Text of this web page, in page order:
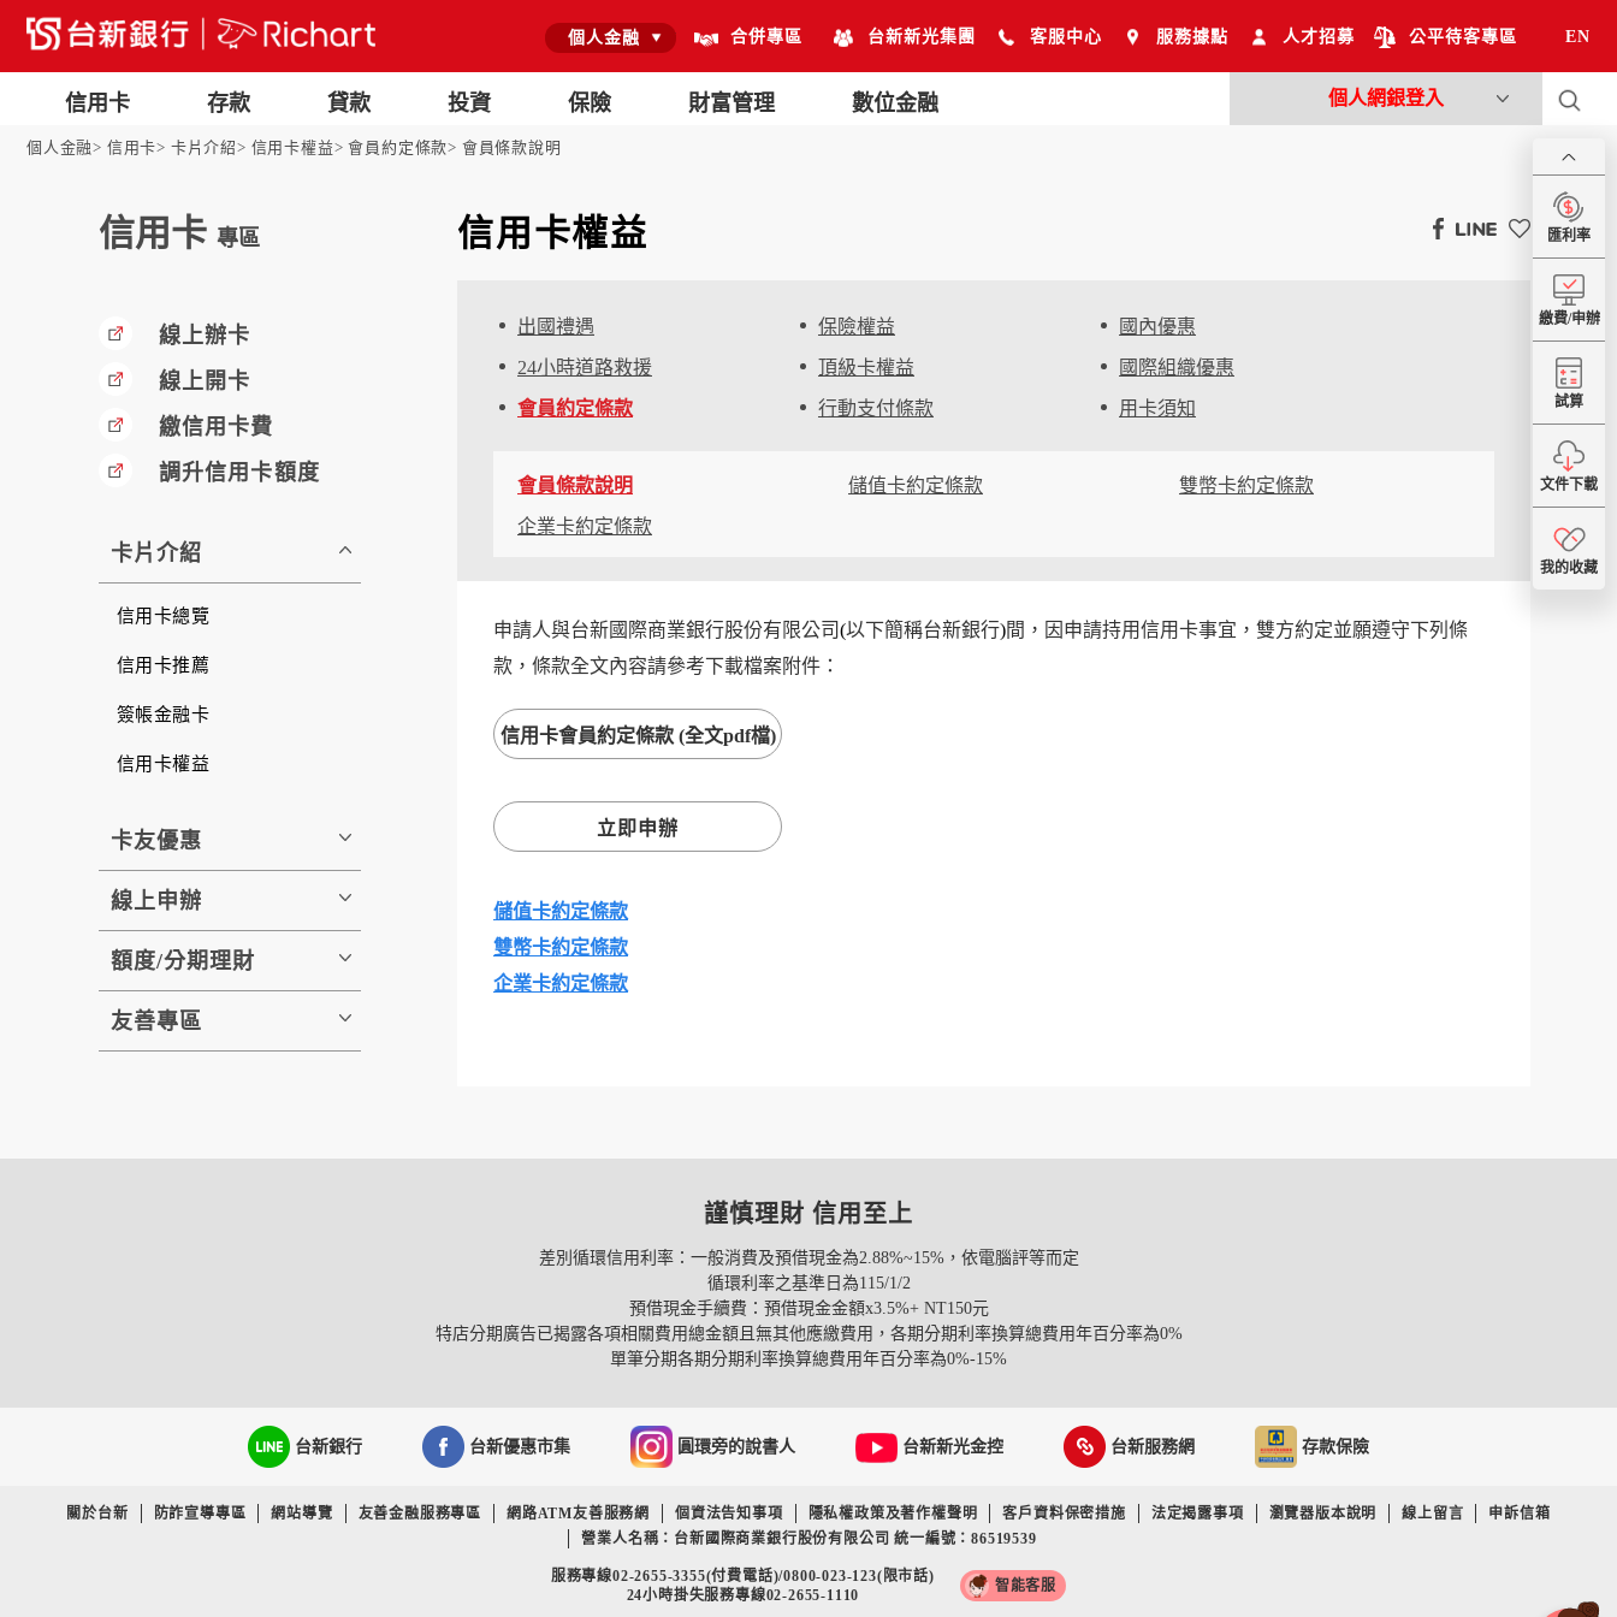
信用卡 存款 貸款 投資 保險 財富管理 數位金融 個人網銀登入
匯利率
繳費/申辦
試算
文件下載
我的收藏
個人金融 合併專區 台新新光集團 客服中心 服務據點 人才招募 公平待客專區 EN
個人金融 信用卡 卡片介紹 信用卡權益 會員約定條款 會員條款說明
信用卡 專區
線上辦卡
線上開卡
繳信用卡費
調升信用卡額度
卡片介紹
信用卡總覽
信用卡推薦
簽帳金融卡
信用卡權益
卡友優惠
線上申辦
額度/分期理財
友善專區
信用卡權益
出國禮遇 保險權益
國內優惠
24小時道路救援
頂級卡權益
國際組織優惠
會員約定條款
行動支付條款 用卡須知
會員條款說明 儲值卡約定條款
雙幣卡約定條款
企業卡約定條款
申請人與台新國際商業銀行股份有限公司(以下簡稱台新銀行)間，因申請持用信用卡事宜，雙方約定並願遵守下列條
款，條款全文內容請參考下載檔案附件：
信用卡會員約定條款 (全文pdf檔)
立即申辦
儲值卡約定條款
雙幣卡約定條款
企業卡約定條款
謹慎理財 信用至上
差別循環信用利率：一般消費及預借現金為2.88%~15%，依電腦評等而定
循環利率之基準日為115/1/2
預借現金手續費：預借現金金額x3.5%+ NT150元
特店分期廣告已揭露各項相關費用總金額且無其他應繳費用，各期分期利率換算總費用年百分率為0%
單筆分期各期分期利率換算總費用年百分率為0%-15%
台新銀行 台新優惠市集 圓環旁的說書人 台新新光金控 台新服務網 存款保險
關於台新 防詐宣導專區 網站導覽 友善金融服務專區 網路ATM友善服務網 個資法告知事項 隱私權政策及著作權聲明 客戶資料保密措施 法定揭露事項 瀏覽器版本說明 線上留言
申訴信箱
營業人名稱：台新國際商業銀行股份有限公司 統一編號：86519539
服務專線02-2655-3355(付費電話)/0800-023-123(限市話)
24小時掛失服務專線02-2655-1110
智能客服